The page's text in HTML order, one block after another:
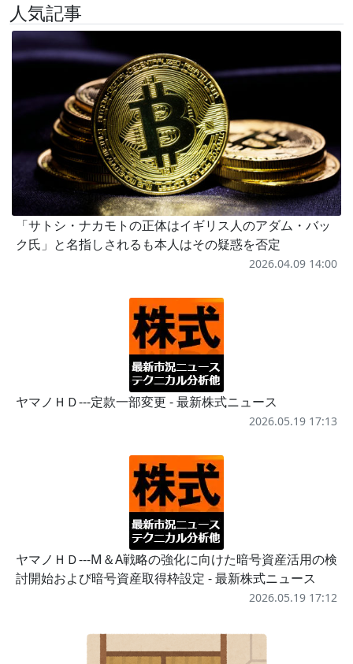
人気記事
「サトシ・ナカモトの正体はイギリス人のアダム・バッ
ク氏」と名指しされるも本人はその疑惑を否定
2026.04.09 14:00
ヤマノＨＤ---定款一部変更 - 最新株式ニュース
2026.05.19 17:13
ヤマノＨＤ---M＆A戦略の強化に向けた暗号資産活用の検
討開始および暗号資産取得枠設定 - 最新株式ニュース
2026.05.19 17:12